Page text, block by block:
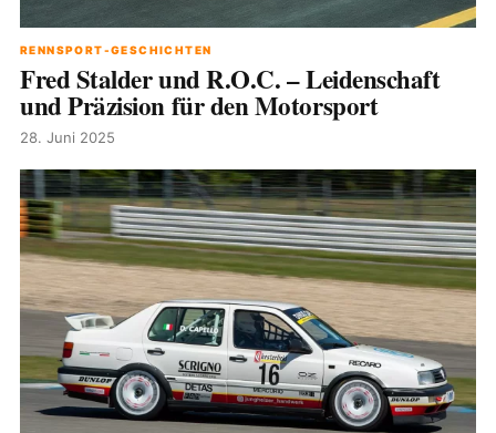
RENNSPORT-GESCHICHTEN
Fred Stalder und R.O.C. – Leidenschaft
und Präzision für den Motorsport
28. Juni 2025